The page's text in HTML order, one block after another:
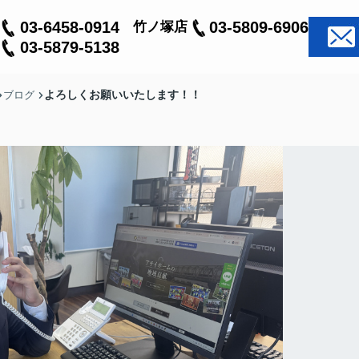
03-6458-0914 竹ノ塚店
03-5809-6906
03-5879-5138
ブログ よろしくお願いいたします！！